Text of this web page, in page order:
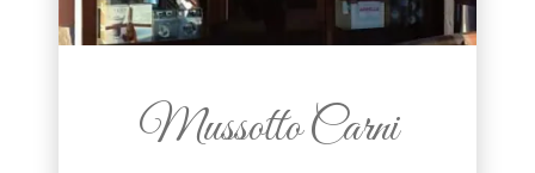
Mussotto Carni